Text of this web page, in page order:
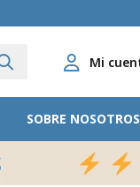
SOBRE NOSOTROS